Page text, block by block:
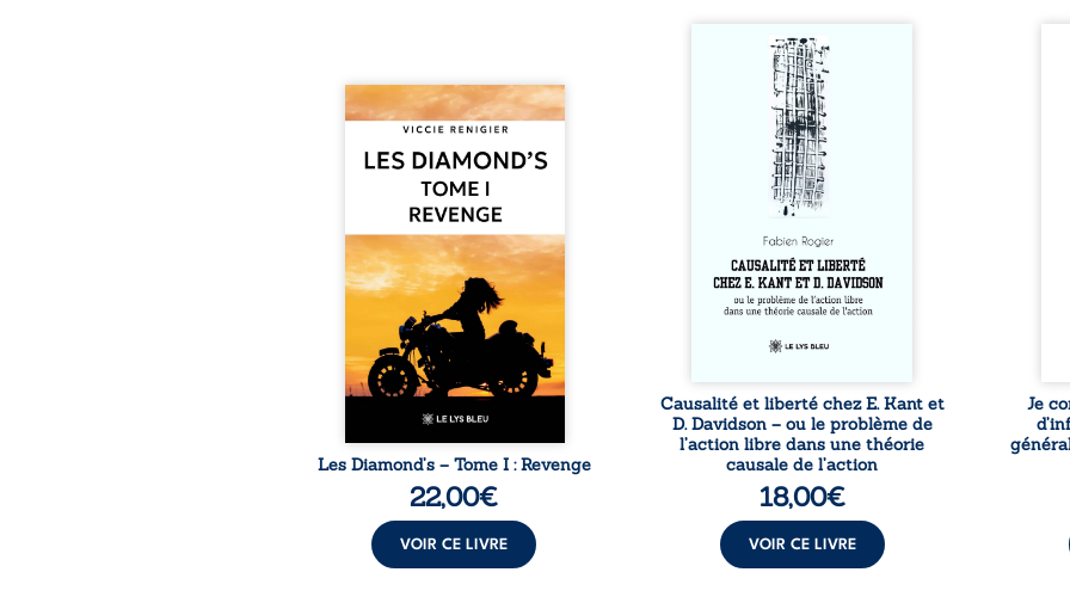
Revenge est à la tête des
Diamond’s, un clan de motards
aussi réputé et respecté que
redouté dans tout le pays. Rien
ne la prédestinait à cette vie,
mais les épreuves ont forgé
une femme dure, inaccessible
et résolue à ne jamais dévoiler
ses faiblesses, jusqu’à ce que
le mystérieux Juan croise sa
route. Chef d’une famille de
Nomads, Juan porte lui aussi le
poids ...
Les Diamond’s – Tome I : Revenge
22,00€
VOIR CE LIVRE
Sommes-nous vraiment libres
si chacun de nos actes s’inscrit
dans une chaîne de causes ? À
travers une confrontation
entre les pensées d’Emmanuel
Kant et de Donald Davidson,
cet essai explore les liens entre
libre arbitre, déterminisme
causal et responsabilité. De la
volonté kantienne au monisme
anomal de Davidson, il
interroge la manière dont les
intentions et les croyances
peuvent ...
Causalité et liberté chez E. Kant et
D. Davidson – ou le problème de
l’action libre dans une théorie
causale de l’action
18,00€
VOIR CE LIVRE
Je
et
Je